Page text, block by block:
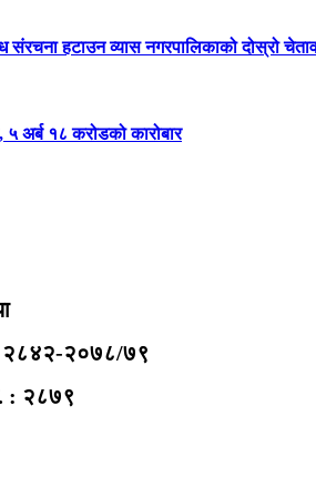
हटाउन व्यास नगरपालिकाको दोस्रो
अर्ब १८ करोडको कारोबार
: २८४२-२०७८/७९
: २८७९